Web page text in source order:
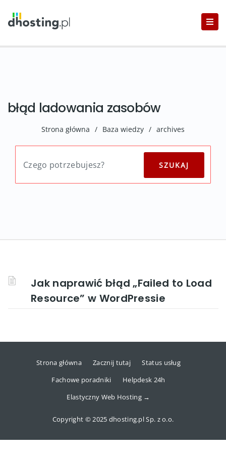
błąd ladowania zasobów
Strona główna / Baza wiedzy / archives
Jak naprawić błąd „Failed to Load
Resource” w WordPressie
Strona główna Zacznij tutaj
Status usług
Fachowe poradniki
Helpdesk 24h
Elastyczny Web Hosting →
Copyright © 2025 dhosting.pl Sp. z o.o.